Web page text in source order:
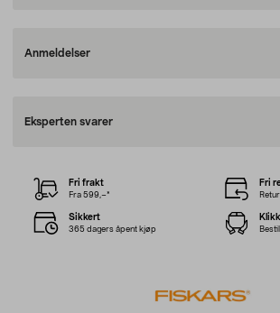
Anmeldelser
Eksperten svarer
Fri frakt
Fra 599,–*
Fri
Sikkert
365 dagers åpent kjøp